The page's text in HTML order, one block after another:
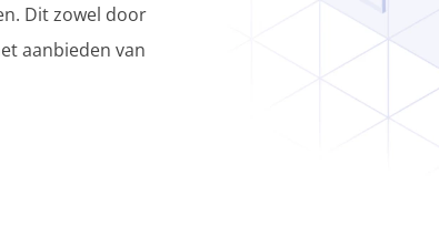
Dit zowel door
aanbieden van